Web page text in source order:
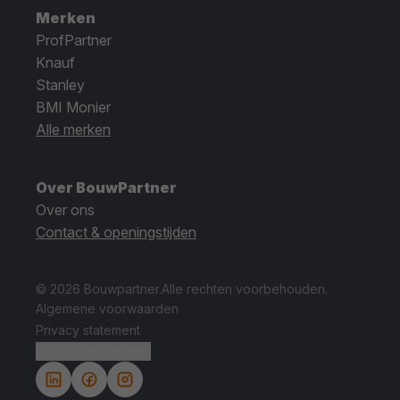
Merken
ProfPartner
Knauf
Stanley
BMI Monier
Alle merken
Over BouwPartner
Over ons
Contact & openingstijden
© 2026 Bouwpartner.Alle rechten voorbehouden.
Algemene voorwaarden
Privacy statement